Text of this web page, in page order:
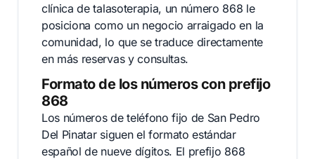
clínica de talasoterapia, un número 868 le
posiciona como un negocio arraigado en la
comunidad, lo que se traduce directamente
en más reservas y consultas.
Formato de los números con prefijo
868
Los números de teléfono fijo de San Pedro
Del Pinatar siguen el formato estándar
español de nueve dígitos. El prefijo 868